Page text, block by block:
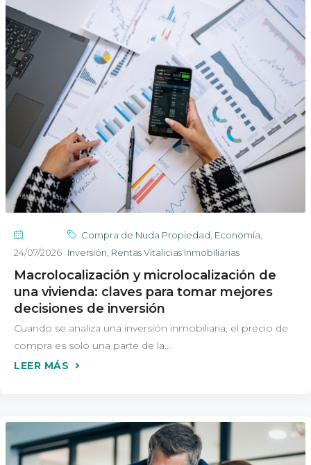
24/07/2026
Compra de Nuda Propiedad Economía
Inversión Rentas Vitalicias Inmobiliarias
Macrolocalización y microlocalización de
una vivienda: claves para tomar mejores
decisiones de inversión
Cuando se analiza una inversión inmobiliaria, el precio de
compra es solo una parte de la...